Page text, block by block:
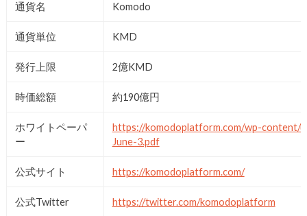
通貨名 Komodo
通貨単位 KMD
発行上限 2億KMD
時価総額 約190億円
ホワイトペーパ
ー
https://komodoplatform.com/wp-content/
June-3.pdf
公式サイト https://komodoplatform.com/
公式Twitter https://twitter.com/komodoplatform